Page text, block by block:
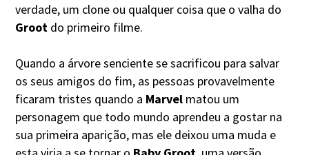
verdade, um clone ou qualquer coisa que o valha do
Groot do primeiro filme.
Quando a árvore senciente se sacrificou para salvar
os seus amigos do fim, as pessoas provavelmente
ficaram tristes quando a Marvel matou um
personagem que todo mundo aprendeu a gostar na
sua primeira aparição, mas ele deixou uma muda e